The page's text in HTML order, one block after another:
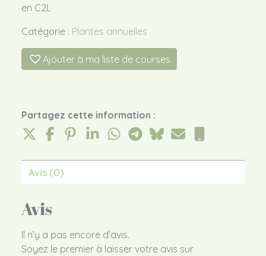
en C2L
Catégorie : Plantes annuelles
Ajouter à ma liste de courses
Partagez cette information :
Avis (0)
Avis
Il n’y a pas encore d’avis.
Soyez le premier à laisser votre avis sur